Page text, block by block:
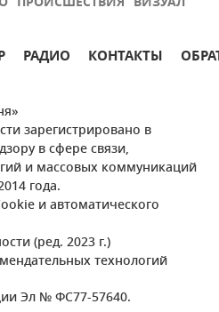
РАДИО КОНТАКТЫ
зарегистрировано в
в сфере связи,
и массовых коммуникаций
года.
и автоматического
(ред. 2023 г.)
технологий
Эл № ФС77-57640.